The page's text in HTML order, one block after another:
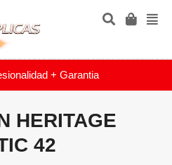
+ Garantia
HERITAGE
42